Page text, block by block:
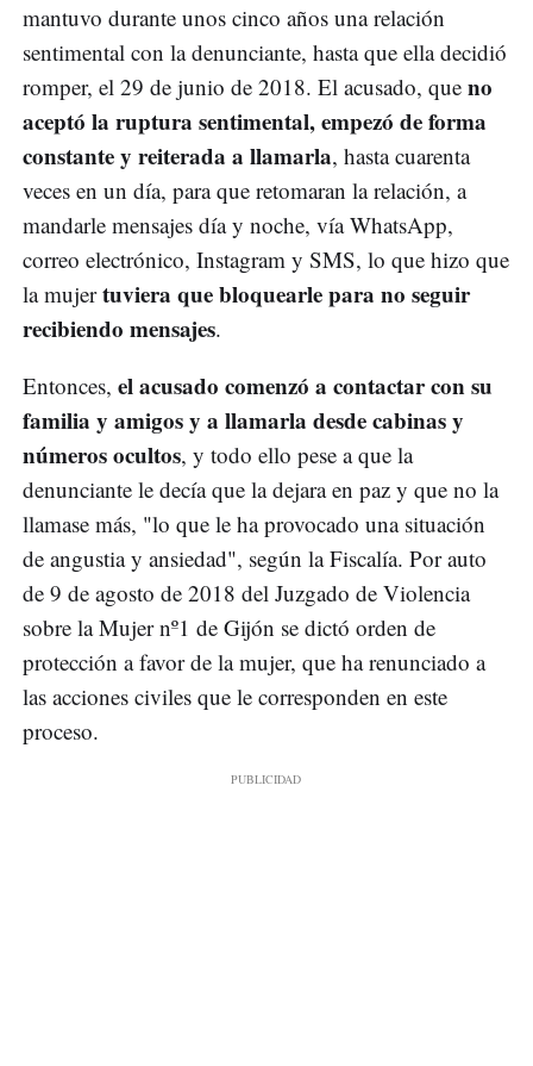
mantuvo durante unos cinco años una relación
sentimental con la denunciante, hasta que ella decidió
romper, el 29 de junio de 2018. El acusado, que no
aceptó la ruptura sentimental, empezó de forma
constante y reiterada a llamarla, hasta cuarenta
veces en un día, para que retomaran la relación, a
mandarle mensajes día y noche, vía WhatsApp,
correo electrónico, Instagram y SMS, lo que hizo que
la mujertuviera que bloquearle para no seguir
recibiendo mensajes.
Entonces, el acusado comenzó a contactar con su
familia y amigos y a llamarla desde cabinas y
números ocultos, y todo ello pese a que la
denunciante le decía que la dejara en paz y que no la
llamase más, "lo que le ha provocado una situación
de angustia y ansiedad", según la Fiscalía. Por auto
de 9 de agosto de 2018 del Juzgado de Violencia
sobre la Mujer nº1 de Gijón se dictó orden de
protección a favor de la mujer, que ha renunciado a
las acciones civiles que le corresponden en este
proceso.